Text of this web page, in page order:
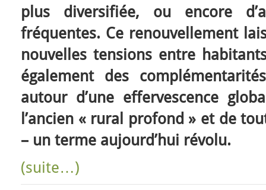
plus diversifiée, ou encore
fréquentes. Ce renouvellement
nouvelles tensions entre
également des
autour d’une effervescence
l’ancien « rural profond » et de
– un terme aujourd’hui révolu.
(suite…)